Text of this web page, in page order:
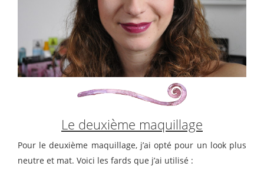
Le deuxième maquillage
Pour le deuxième maquillage, j’ai opté pour un look plus
neutre et mat. Voici les fards que j’ai utilisé :